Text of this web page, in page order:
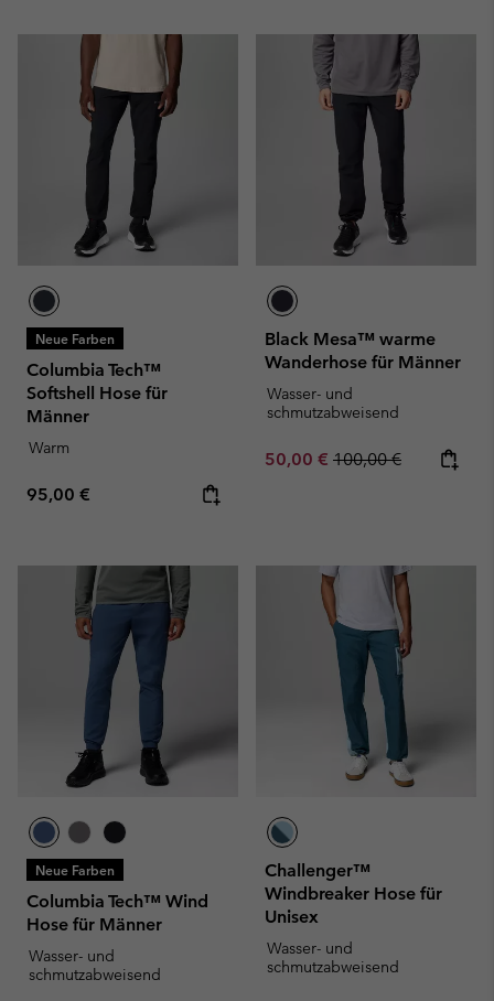
Neue Farben
Columbia Tech™
Softshell Hose für
Männer
Warm
Regular price:
95,00 €
Black Mesa™ warme
Wanderhose für Männer
Wasser- und
schmutzabweisend
Sale price:
50,00 € Regular price:
100,00 €
Neue Farben
Columbia Tech™ Wind
Hose für Männer
Wasser- und
schmutzabweisend
Challenger™
Windbreaker Hose für
Unisex
Wasser- und
schmutzabweisend